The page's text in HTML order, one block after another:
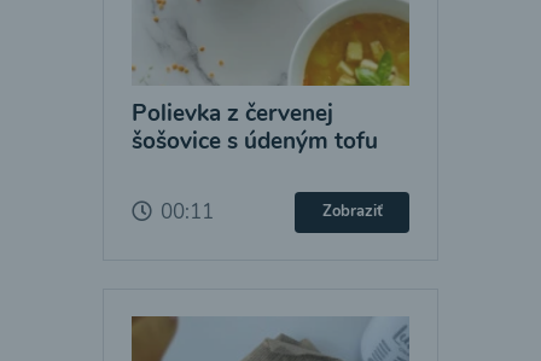
Polievka z červenej
šošovice s údeným tofu
00:11 Zobraziť